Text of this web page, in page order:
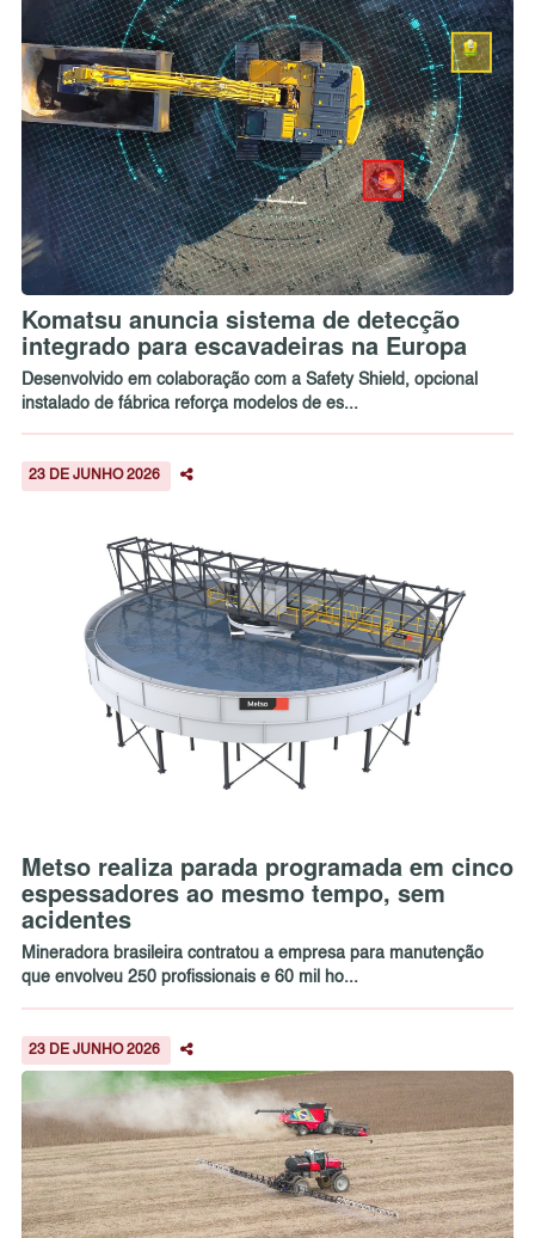
Komatsu anuncia sistema de detecção
integrado para escavadeiras na Europa
Desenvolvido em colaboração com a Safety Shield, opcional
instalado de fábrica reforça modelos de es...
23 DE JUNHO 2026
Metso realiza parada programada em cinco
espessadores ao mesmo tempo, sem
acidentes
Mineradora brasileira contratou a empresa para manutenção
que envolveu 250 profissionais e 60 mil ho...
23 DE JUNHO 2026